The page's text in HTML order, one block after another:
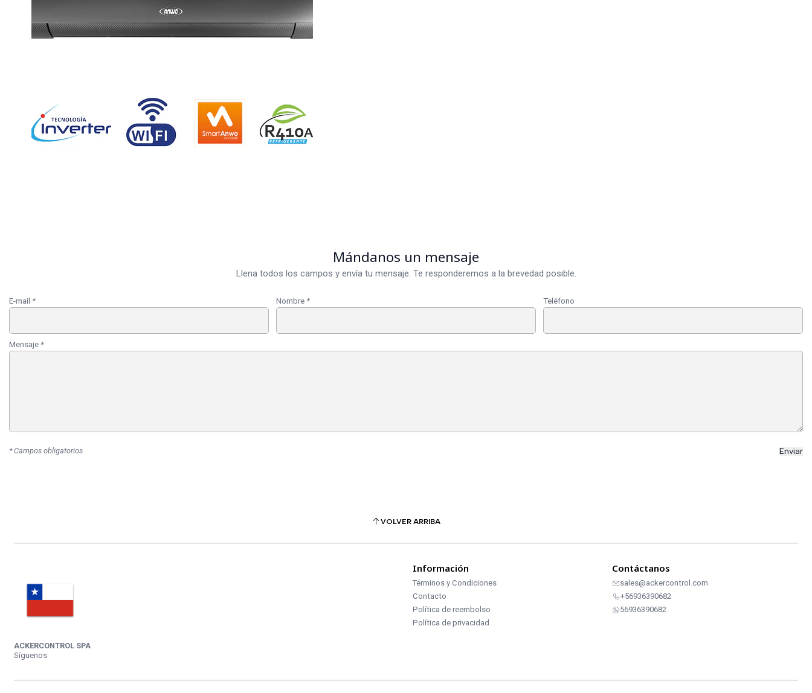
Mándanos un mensaje
Llena todos los campos y envía tu mensaje. Te responderemos a la brevedad posible.
E-mail * Nombre * Teléfono
Mensaje *
* Campos obligatorios
VOLVER ARRIBA
ACKERCONTROL SPA
Síguenos
Información
Términos y Condiciones
Contacto
Política de reembolso
Política de privacidad
Contáctanos
sales@ackercontrol.com
+56936390682
56936390682